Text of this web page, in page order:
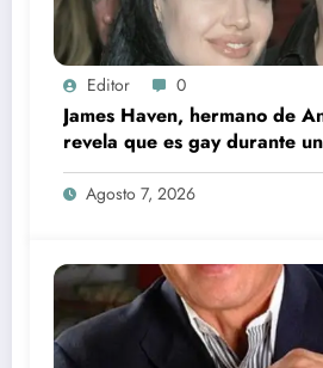
Editor 0
James Haven, hermano de
revela que es gay durante
transmisión en vivo junto a
Agosto 7, 2026